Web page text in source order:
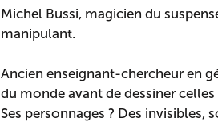
Michel Bussi, magicien du
manipulant.
Ancien enseignant-chercheur en
du monde avant de dessiner
Ses personnages ? Des invisibles,